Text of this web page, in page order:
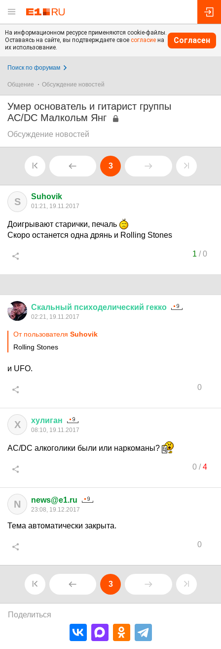
На информационном ресурсе применяются cookie-файлы.
Оставаясь на сайте, вы подтверждаете свое согласие на
их использование.
Согласен
Поиск по форумам
Общение Обсуждение новостей
Умер основатель и гитарист группы
AC/DC Малкольм Янг
Обсуждение новостей
3
S Suhovik
01:21, 19.11.2017
Доигрывают старички, печаль
Скоро останется одна дрянь и Rolling Stones
1 /0
Скальный психоделический гекко
02:21, 19.11.2017
От пользователя Suhovik
Rolling Stones
и UFO.
0
Х хулиган
08:10, 19.11.2017
AC/DC алкоголики были или наркоманы?
0/4
N news@e1.ru
23:08, 19.12.2017
Тема автоматически закрыта.
0
3
Поделиться